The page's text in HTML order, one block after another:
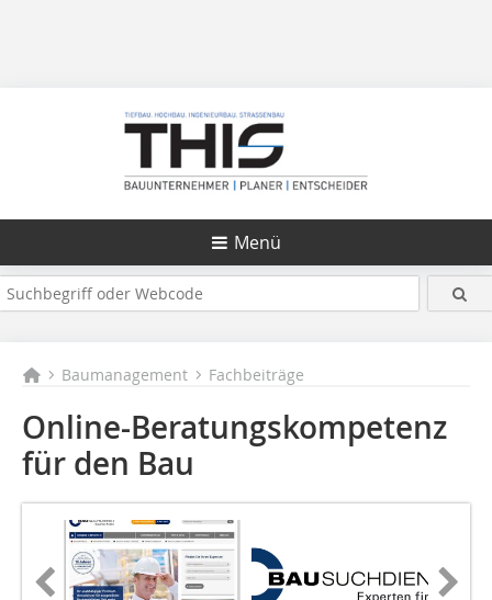
Menü
Baumanagement Fachbeiträge
Online-Beratungskompetenz
für den Bau